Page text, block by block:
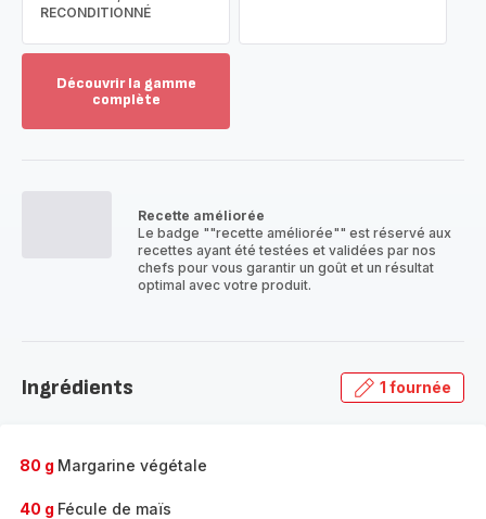
RECONDITIONNÉ
Découvrir la gamme
complète
Recette améliorée
Le badge ""recette améliorée"" est réservé aux
recettes ayant été testées et validées par nos
chefs pour vous garantir un goût et un résultat
optimal avec votre produit.
Ingrédients 1 fournée
80 g Margarine végétale
40 g Fécule de maïs